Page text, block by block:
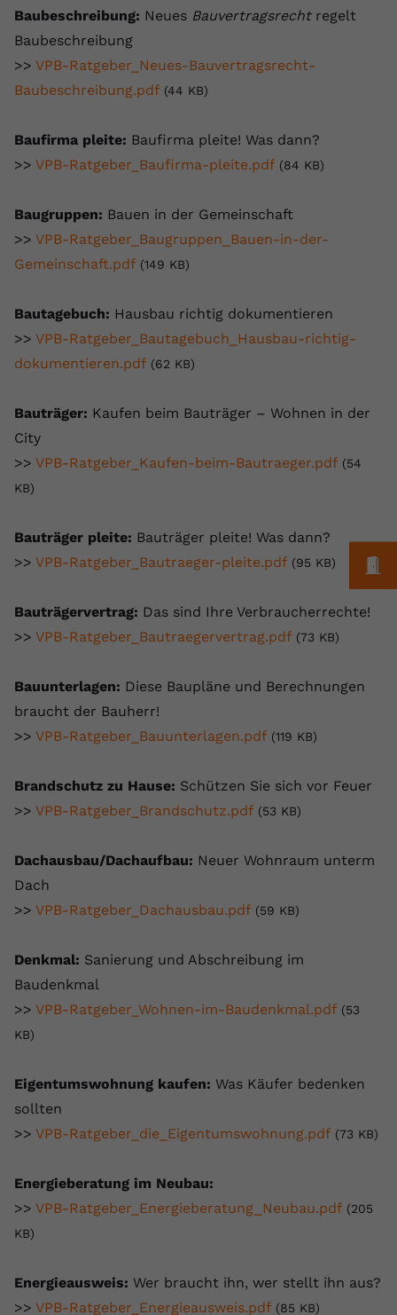
Baubeschreibung: Neues Bauvertragsrechtregelt
Baubeschreibung
>> VPB-Ratgeber_Neues-Bauvertragsrecht-
Baubeschreibung.pdf (44 KB)
Baufirma pleite: Baufirma pleite! Was dann?
>> VPB-Ratgeber_Baufirma-pleite.pdf (84 KB)
Baugruppen: Bauen in der Gemeinschaft
>> VPB-Ratgeber_Baugruppen_Bauen-in-der-
Gemeinschaft.pdf (149 KB)
Bautagebuch: Hausbau richtig dokumentieren
>> VPB-Ratgeber_Bautagebuch_Hausbau-richtig-
dokumentieren.pdf (62 KB)
Bauträger: Kaufen beim Bauträger – Wohnen in der
City
>> VPB-Ratgeber_Kaufen-beim-Bautraeger.pdf (54
KB)
Bauträger pleite: Bauträger pleite! Was dann?
>> VPB-Ratgeber_Bautraeger-pleite.pdf (95 KB)
Bauträgervertrag: Das sind Ihre Verbraucherrechte!
>> VPB-Ratgeber_Bautraegervertrag.pdf (73 KB)
Bauunterlagen: Diese Baupläne und Berechnungen
braucht der Bauherr!
>> VPB-Ratgeber_Bauunterlagen.pdf (119 KB)
Brandschutz zu Hause: Schützen Sie sich vor Feuer
>> VPB-Ratgeber_Brandschutz.pdf (53 KB)
Dachausbau/Dachaufbau: Neuer Wohnraum unterm
Dach
>> VPB-Ratgeber_Dachausbau.pdf (59 KB)
Denkmal: Sanierung und Abschreibung im
Baudenkmal
>> VPB-Ratgeber_Wohnen-im-Baudenkmal.pdf (53
KB)
Eigentumswohnung kaufen: Was Käufer bedenken
sollten
>> VPB-Ratgeber_die_Eigentumswohnung.pdf (73 KB)
Energieberatung im Neubau:
>> VPB-Ratgeber_Energieberatung_Neubau.pdf (205
KB)
Energieausweis: Wer braucht ihn, wer stellt ihn aus?
>> VPB-Ratgeber_Energieausweis.pdf (85 KB)
Anbieter Youtube.com
Session
registriert eine eindeutige ID, um
Videos von YouTube der Nutzer
yt-remote-connected-devices
Laufzeit
YouTube setzt diesen Cookie, um die
Videos verwendet.